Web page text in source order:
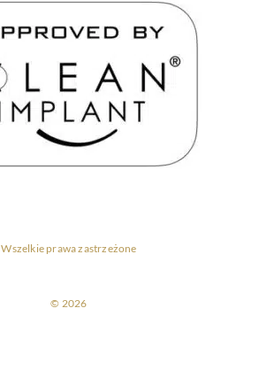
Wszelkie prawa zastrzeżone
© 2026